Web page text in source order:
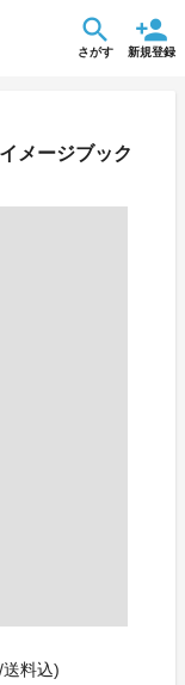
さがす 新規登録
メージブック
料込)